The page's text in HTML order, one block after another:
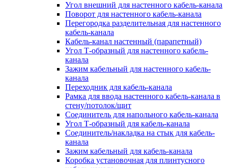
Угол внешний для настенного кабель-канала
Поворот для настенного кабель-канала
Перегородка разделительная для настенного
кабель-канала
Кабель-канал настенный (парапетный)
Угол Т-образный для настенного кабель-
канала
Зажим кабельный для настенного кабель-
канала
Переходник для кабель-канала
Рамка для ввода настенного кабель-канала в
стену/потолок/щит
Соединитель для напольного кабель-канала
Угол Т-образный для кабель-канала
Соединитель/накладка на стык для кабель-
канала
Зажим кабельный для кабель-канала
Коробка установочная для плинтусного